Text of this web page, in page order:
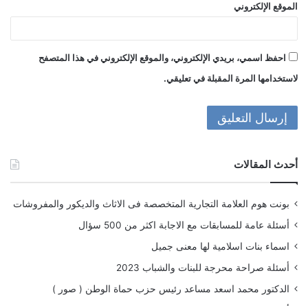
الموقع الإلكتروني
احفظ اسمي، بريدي الإلكتروني، والموقع الإلكتروني في هذا المتصفح
لاستخدامها المرة المقبلة في تعليقي.
أحدث المقالات
بونت هوم العلامة التجارية المتخصصة فى الاثاث والديكور والمفروشات
أسئلة عامة للمسابقات مع الاجابة اكثر من 500 سؤال
اسماء بنات اسلامية لها معنى جميل
أسئلة صراحة محرجة للبنات والشباب 2023
الدكتور محمد اسعد مساعد رئيس حزب حماة الوطن ( صور )